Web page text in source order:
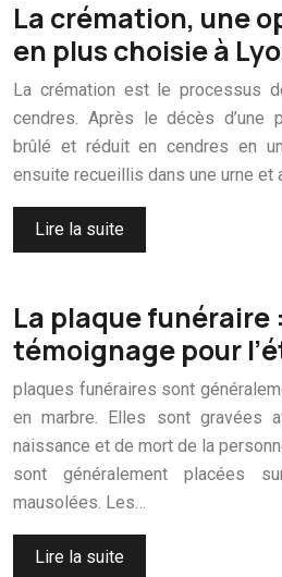
La crémation, une
en plus choisie à
La crémation est le processus
cendres. Après le décès d’une
brûlé et réduit en cendres en
ensuite recueillis dans une urne et
Lire la suite
La plaque funéraire
témoignage pour
plaques funéraires sont
en marbre. Elles sont gravées
naissance et de mort de la
sont généralement placées
mausolées. Les…
Lire la suite